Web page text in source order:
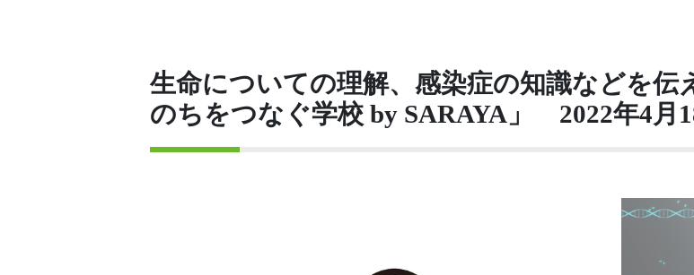
生命についての理解、感染症の知識などを伝
のちをつなぐ学校 by SARAYA」 2022年4月